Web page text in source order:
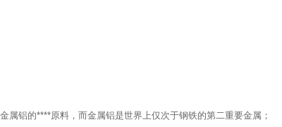
铝的****原料，而金属铝是世界上仅次于钢铁的第二重要金属；